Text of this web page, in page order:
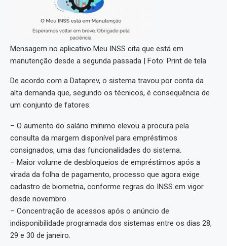
Mensagem no aplicativo Meu INSS cita que está em
manutenção desde a segunda passada | Foto: Print de tela
De acordo com a Dataprev, o sistema travou por conta da
alta demanda que, segundo os técnicos, é consequência de
um conjunto de fatores:
– O aumento do salário mínimo elevou a procura pela
consulta da margem disponível para empréstimos
consignados, uma das funcionalidades do sistema.
– Maior volume de desbloqueios de empréstimos após a
virada da folha de pagamento, processo que agora exige
cadastro de biometria, conforme regras do INSS em vigor
desde novembro.
– Concentração de acessos após o anúncio de
indisponibilidade programada dos sistemas entre os dias 28,
29 e 30 de janeiro.